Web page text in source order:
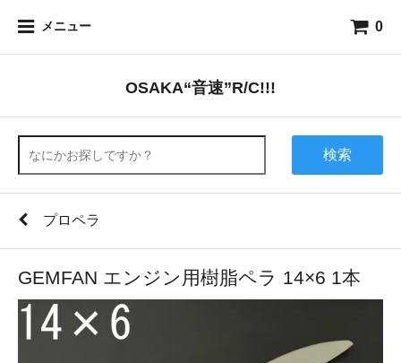
メニュー 0
OSAKA“音速”R/C!!!
検索
プロペラ
GEMFAN エンジン用樹脂ペラ 14×6 1本